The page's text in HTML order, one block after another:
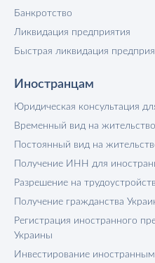
Банкротство
Ликвидация предприятия
Быстрая ликвидация
Иностранцам
Юридическая консультация
Временный вид на
Постоянный вид на
Получение ИНН для
Разрешение на
Получение гражданства
Регистрация иностранного
Украины
Инвестирование